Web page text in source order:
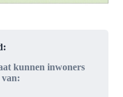
kunnen inwoners